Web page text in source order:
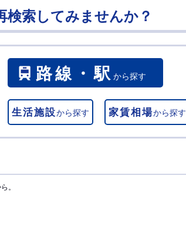
検索してみませんか？
路線・駅から探す
生活施設から探す 家賃相場から探す
。